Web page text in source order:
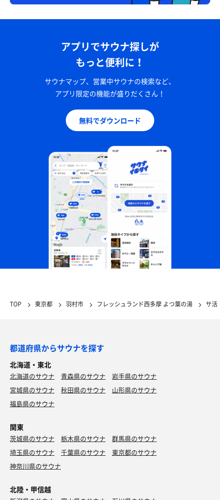
アプリでサウナ探しが
もっと便利に！
サウナマップ、営業中サウナの検索など、
アプリ限定の機能が盛りだくさん！
無料でダウンロード
TOP 東京都 羽村市 フレッシュランド西多摩 よつ葉の湯 サ活
都道府県からサウナを探す
北海道・東北
北海道のサウナ 青森県のサウナ
岩手県のサウナ
宮城県のサウナ
秋田県のサウナ
山形県のサウナ
福島県のサウナ
関東
茨城県のサウナ 栃木県のサウナ
群馬県のサウナ
埼玉県のサウナ
千葉県のサウナ
東京都のサウナ
神奈川県のサウナ
北陸・甲信越